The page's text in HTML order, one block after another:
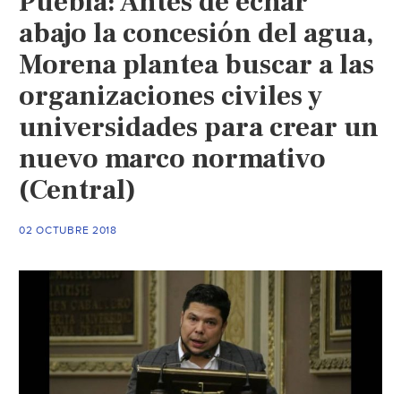
abajo la concesión del agua,
Morena plantea buscar a las
organizaciones civiles y
universidades para crear un
nuevo marco normativo
(Central)
02 OCTUBRE 2018